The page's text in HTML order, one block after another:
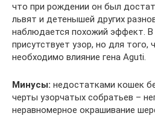
что при рождении он был
львят и детенышей других
наблюдается похожий эффект.
присутствует узор, но для того,
необходимо влияние гена Aguti.
Минусы: недостатками кошек
черты узорчатых собратьев –
неравномерное окрашивание